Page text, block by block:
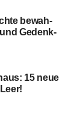
bewah­
Gedenk­
15 neue